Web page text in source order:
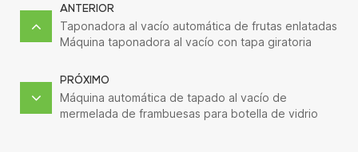
ANTERIOR
Taponadora al vacío automática de frutas enlatadas
Máquina taponadora al vacío con tapa giratoria
PRÓXIMO
Máquina automática de tapado al vacío de
mermelada de frambuesas para botella de vidrio